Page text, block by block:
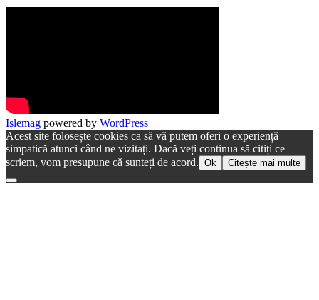
Islemag powered by WordPress
Acest site folosește cookies ca să vă putem oferi o experiență
simpatică atunci când ne vizitați. Dacă veți continua să citiți ce
scriem, vom presupune că sunteți de acord. Ok Citește mai multe